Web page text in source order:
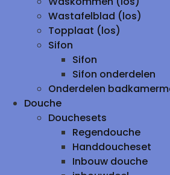
Wastafelblad (los)
Topplaat (los)
Sifon
Sifon
Sifon onderdelen
Onderdelen
Douche
Douchesets
Regendouche
Handdoucheset
Inbouw douche